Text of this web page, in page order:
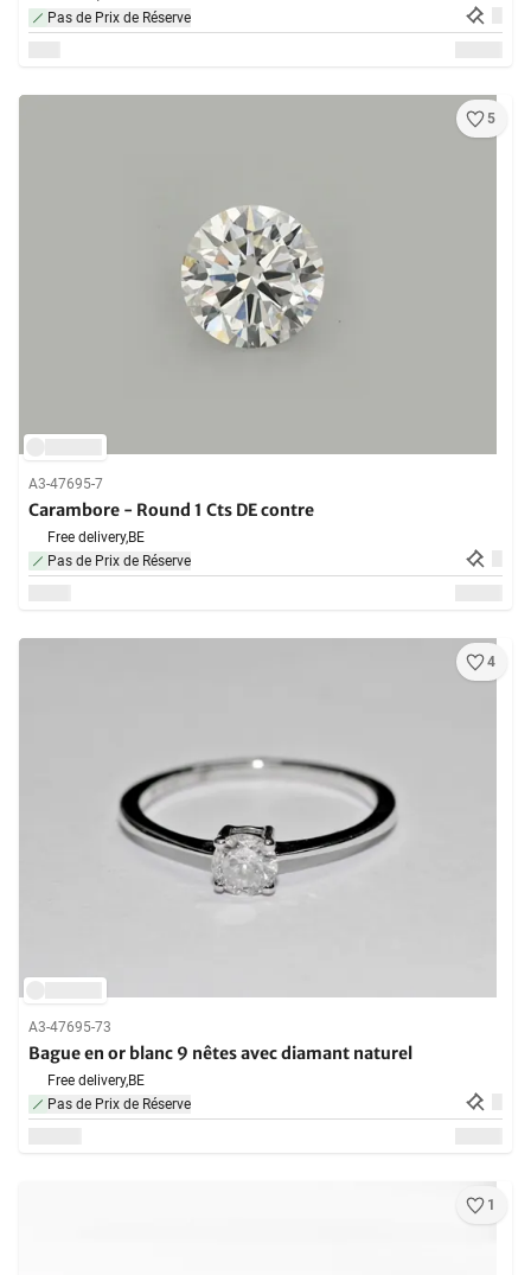
Pas de Prix de Réserve
5
A3-47695-7
Carambore - Round 1 Cts DE contre
Free delivery,BE
Pas de Prix de Réserve
4
A3-47695-73
Bague en or blanc 9 nêtes avec diamant naturel
Free delivery,BE
Pas de Prix de Réserve
1